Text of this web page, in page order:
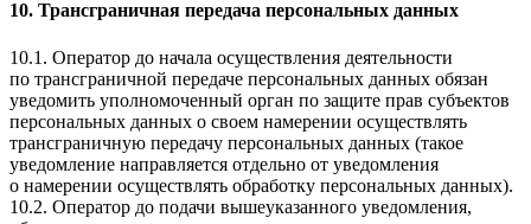
10. Трансграничная передача персональных данных
10.1. Оператор до начала осуществления деятельности
по трансграничной передаче персональных данных обязан
уведомить уполномоченный орган по защите прав субъектов
персональных данных о своем намерении осуществлять
трансграничную передачу персональных данных (такое
уведомление направляется отдельно от уведомления
о намерении осуществлять обработку персональных данных).
10.2. Оператор до подачи вышеуказанного уведомления,